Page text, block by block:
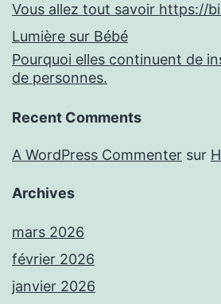
Vous allez tout savoir https://
Lumière sur Bébé
Pourquoi elles continuent de
de personnes.
Recent Comments
A WordPress Commenter sur
Archives
mars 2026
février 2026
janvier 2026